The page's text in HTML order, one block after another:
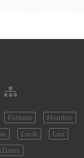
Fortuna
Hombre
Look
Luz